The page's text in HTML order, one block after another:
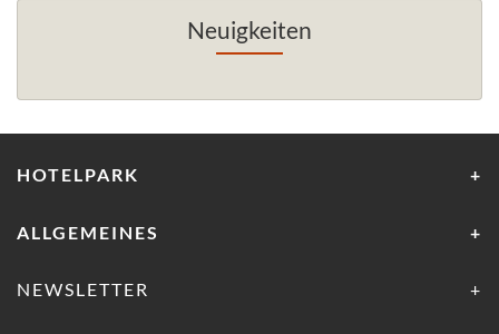
Neuigkeiten
HOTELPARK
ALLGEMEINES
NEWSLETTER